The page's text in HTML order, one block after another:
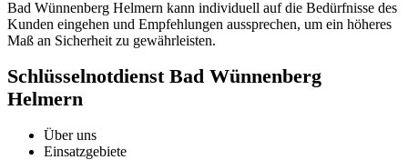
Bad Wünnenberg Helmern kann individuell auf die Bedürfnisse des
Kunden eingehen und Empfehlungen aussprechen, um ein höheres
Maß an Sicherheit zu gewährleisten.
Schlüsselnotdienst Bad Wünnenberg
Helmern
Über uns
Einsatzgebiete